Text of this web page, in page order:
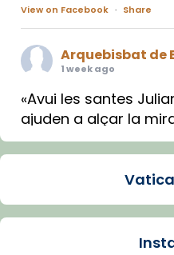
View on Facebook · Share
Arquebisbat de
1 week ago
«Avui les santes
ajuden a alçar la
Mons. Sergi Gordo,
Santes de Mataró.
🔗tinyurl.com/